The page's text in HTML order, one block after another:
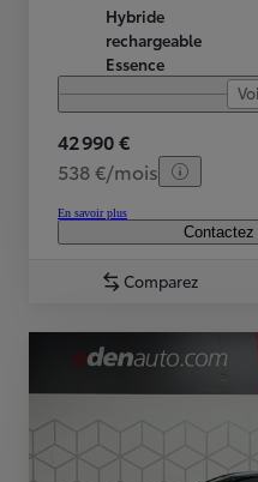
Hybride
rechargeable
Essence
42 990 €
538 €/mois
En savoir plus
Comparez